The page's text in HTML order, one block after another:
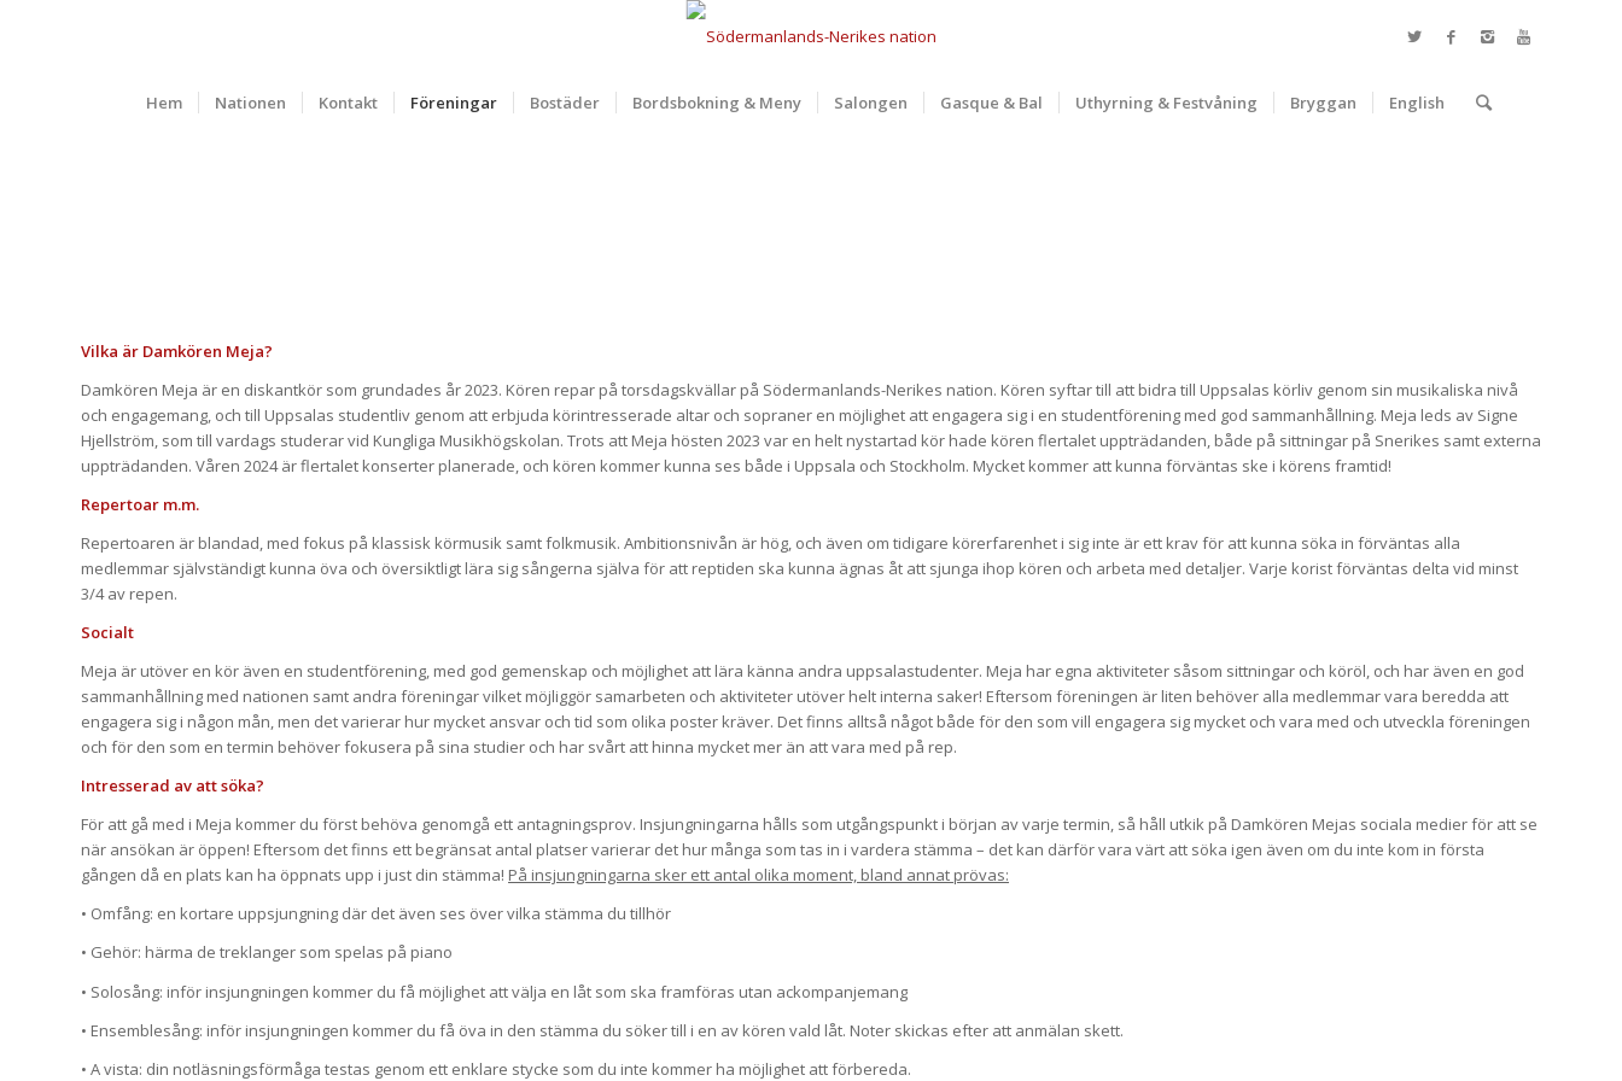
Hem Nationen Kontakt Föreningar Bostäder Bordsbokning & Meny Salongen Gasque & Bal Uthyrning & Festvåning Bryggan English
Vilka är Damkören Meja?
Damkören Meja är en diskantkör som grundades år 2023. Kören repar på torsdagskvällar på Södermanlands-Nerikes nation. Kören syftar till att bidra till Uppsalas körliv genom sin musikaliska nivå
och engagemang, och till Uppsalas studentliv genom att erbjuda körintresserade altar och sopraner en möjlighet att engagera sig i en studentförening med god sammanhållning. Meja leds av Signe
Hjellström, som till vardags studerar vid Kungliga Musikhögskolan. Trots att Meja hösten 2023 var en helt nystartad kör hade kören flertalet uppträdanden, både på sittningar på Snerikes samt externa
uppträdanden. Våren 2024 är flertalet konserter planerade, och kören kommer kunna ses både i Uppsala och Stockholm. Mycket kommer att kunna förväntas ske i körens framtid!
Repertoar m.m.
Repertoaren är blandad, med fokus på klassisk körmusik samt folkmusik. Ambitionsnivån är hög, och även om tidigare körerfarenhet i sig inte är ett krav för att kunna söka in förväntas alla
medlemmar självständigt kunna öva och översiktligt lära sig sångerna själva för att reptiden ska kunna ägnas åt att sjunga ihop kören och arbeta med detaljer. Varje korist förväntas delta vid minst
3/4 av repen.
Socialt
Meja är utöver en kör även en studentförening, med god gemenskap och möjlighet att lära känna andra uppsalastudenter. Meja har egna aktiviteter såsom sittningar och köröl, och har även en god
sammanhållning med nationen samt andra föreningar vilket möjliggör samarbeten och aktiviteter utöver helt interna saker! Eftersom föreningen är liten behöver alla medlemmar vara beredda att
engagera sig i någon mån, men det varierar hur mycket ansvar och tid som olika poster kräver. Det finns alltså något både för den som vill engagera sig mycket och vara med och utveckla föreningen
och för den som en termin behöver fokusera på sina studier och har svårt att hinna mycket mer än att vara med på rep.
Intresserad av att söka?
För att gå med i Meja kommer du först behöva genomgå ett antagningsprov. Insjungningarna hålls som utgångspunkt i början av varje termin, så håll utkik på Damkören Mejas sociala medier för att se
när ansökan är öppen! Eftersom det finns ett begränsat antal platser varierar det hur många som tas in i vardera stämma – det kan därför vara värt att söka igen även om du inte kom in första
gången då en plats kan ha öppnats upp i just din stämma! På insjungningarna sker ett antal olika moment, bland annat prövas:
• Omfång: en kortare uppsjungning där det även ses över vilka stämma du tillhör
• Gehör: härma de treklanger som spelas på piano
• Solosång: inför insjungningen kommer du få möjlighet att välja en låt som ska framföras utan ackompanjemang
• Ensemblesång: inför insjungningen kommer du få öva in den stämma du söker till i en av kören vald låt. Noter skickas efter att anmälan skett.
• A vista: din notläsningsförmåga testas genom ett enklare stycke som du inte kommer ha möjlighet att förbereda.